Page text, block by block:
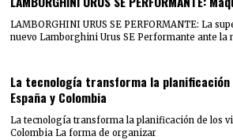
LAMBORGHINI URUS SE PERFORMANTE: La
nuevo Lamborghini Urus SE Performante ante la
La tecnología transforma la planificación
España y Colombia
La tecnología transforma la planificación de los
Colombia La forma de organizar